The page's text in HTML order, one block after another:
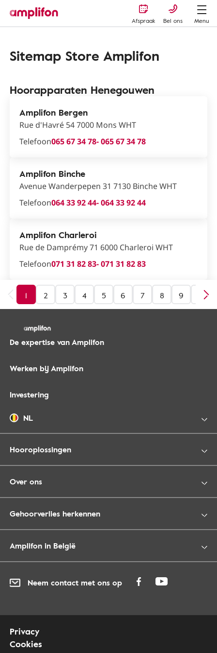
Afspraak Bel ons Menu
Sitemap Store Amplifon
Hoorapparaten Henegouwen
Amplifon Bergen
Rue d'Havré 54 7000 Mons WHT
Telefoon065 67 34 78- 065 67 34 78
Amplifon Binche
Avenue Wanderpepen 31 7130 Binche WHT
Telefoon064 33 92 44- 064 33 92 44
Amplifon Charleroi
Rue de Damprémy 71 6000 Charleroi WHT
Telefoon071 31 82 83- 071 31 82 83
1 2 3 4 5 6 7 8 9 10
De expertise van Amplifon
Werken bij Amplifon
Investering
NL
Hooroplossingen
Over ons
Gehoorverlies herkennen
Amplifon in België
Neem contact met ons op
Privacy
Cookies